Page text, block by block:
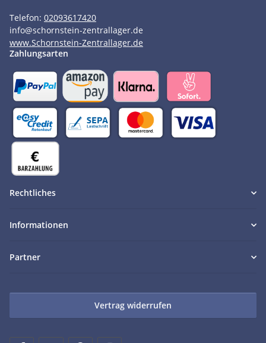
Telefon: 02093617420
info@schornstein-zentrallager.de
www.Schornstein-Zentrallager.de
Zahlungsarten
Rechtliches
Informationen
Partner
Vertrag widerrufen